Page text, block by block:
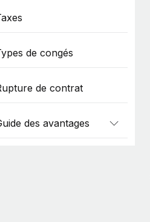
de congés
de contrat
des avantages